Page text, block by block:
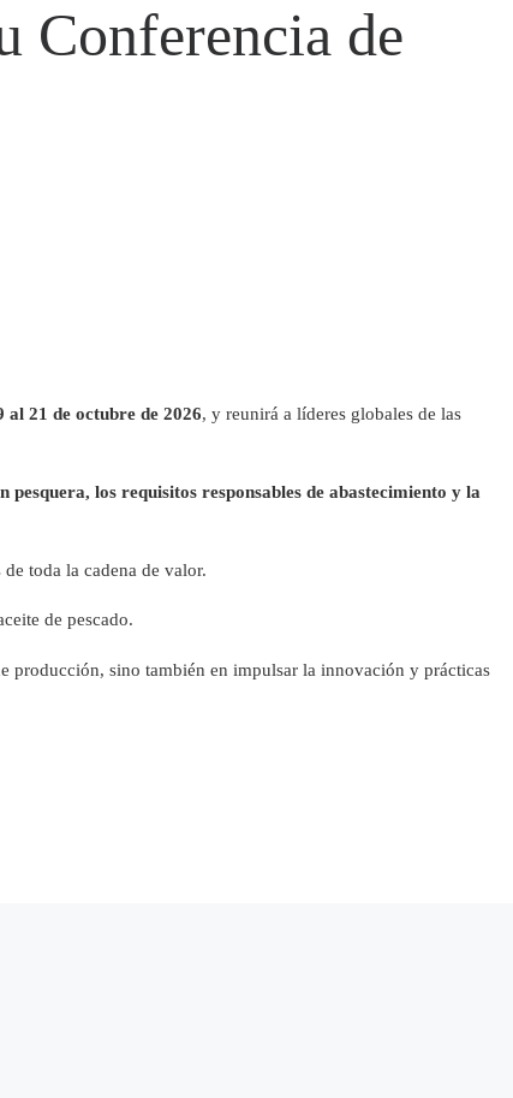
Conferencia de
al 21 de octubre de 2026, y reunirá a líderes globales de las
pesquera, los requisitos responsables de abastecimiento y la
toda la cadena de valor.
de pescado.
producción, sino también en impulsar la innovación y prácticas